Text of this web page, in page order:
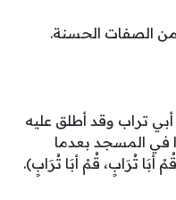
من الصفات الحسنة.
تراب وقد أطلق عليه
في المسجد بعدما
تُرَابٍ، قُمْ أبَا تُرَابٍ).